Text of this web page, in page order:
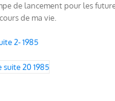
de lancement pour les
de ma vie.
2- 1985